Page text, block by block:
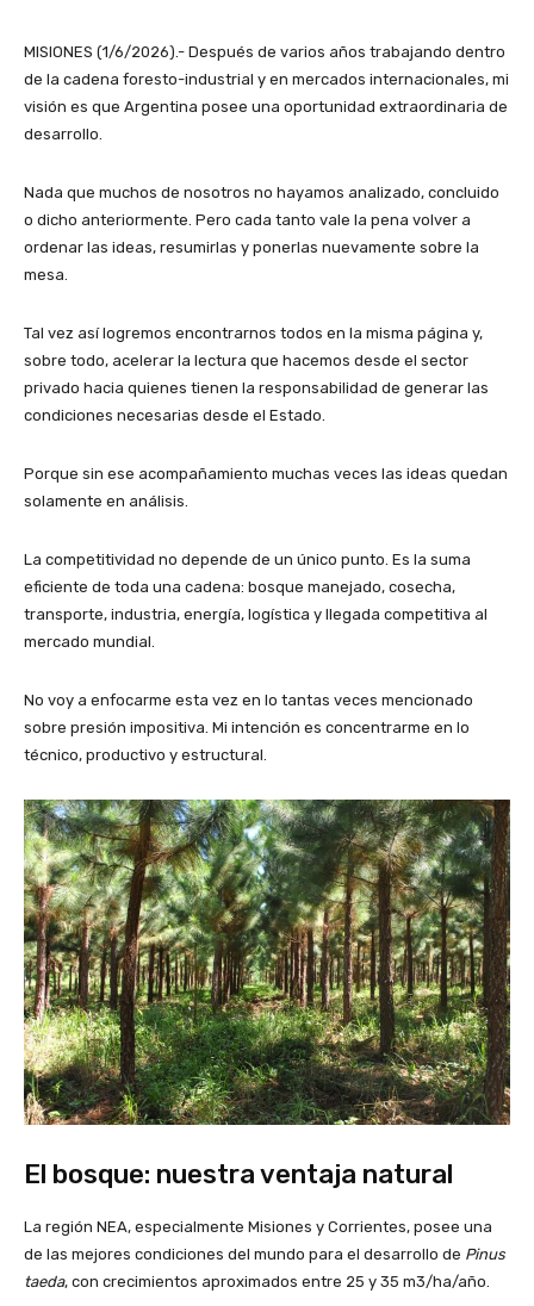
MISIONES (1/6/2026).- Después de varios años trabajando dentro
de la cadena foresto-industrial y en mercados internacionales, mi
visión es que Argentina posee una oportunidad extraordinaria de
desarrollo.
Nada que muchos de nosotros no hayamos analizado, concluido
o dicho anteriormente. Pero cada tanto vale la pena volver a
ordenar las ideas, resumirlas y ponerlas nuevamente sobre la
mesa.
Tal vez así logremos encontrarnos todos en la misma página y,
sobre todo, acelerar la lectura que hacemos desde el sector
privado hacia quienes tienen la responsabilidad de generar las
condiciones necesarias desde el Estado.
Porque sin ese acompañamiento muchas veces las ideas quedan
solamente en análisis.
La competitividad no depende de un único punto. Es la suma
eficiente de toda una cadena: bosque manejado, cosecha,
transporte, industria, energía, logística y llegada competitiva al
mercado mundial.
No voy a enfocarme esta vez en lo tantas veces mencionado
sobre presión impositiva. Mi intención es concentrarme en lo
técnico, productivo y estructural.
El bosque: nuestra ventaja natural
La región NEA, especialmente Misiones y Corrientes, posee una
de las mejores condiciones del mundo para el desarrollo de Pinus
taeda, con crecimientos aproximados entre 25 y 35 m3/ha/año.